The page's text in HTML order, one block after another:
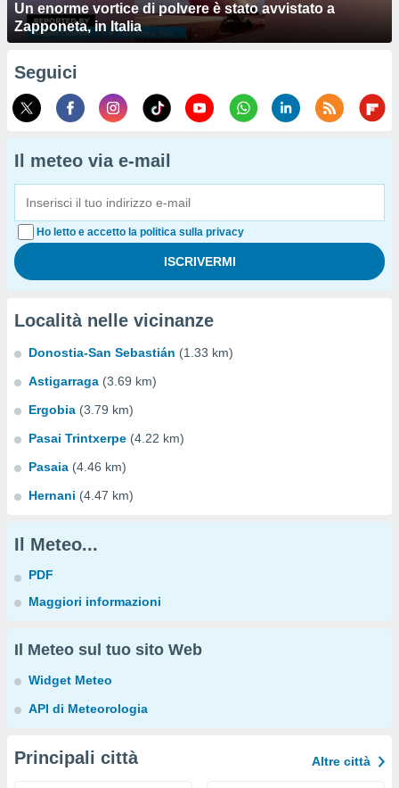
Un enorme vortice di polvere è stato avvistato a
Zapponeta, in Italia
Seguici
Il meteo via e-mail
Ho letto e accetto la politica sulla privacy
Località nelle vicinanze
Donostia-San Sebastián (1.33 km)
Astigarraga (3.69 km)
Ergobia (3.79 km)
Pasai Trintxerpe (4.22 km)
Pasaia (4.46 km)
Hernani (4.47 km)
Il Meteo...
PDF
Maggiori informazioni
Il Meteo sul tuo sito Web
Widget Meteo
API di Meteorologia
Principali città Altre città